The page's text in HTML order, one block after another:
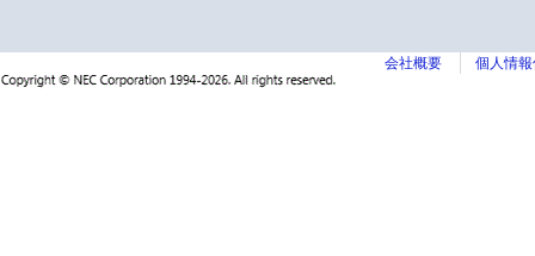
会社概要 個人情